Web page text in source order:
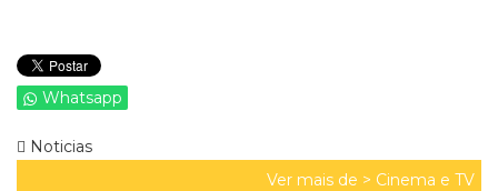
Whatsapp
Noticias
Ver mais de > Cinema e TV